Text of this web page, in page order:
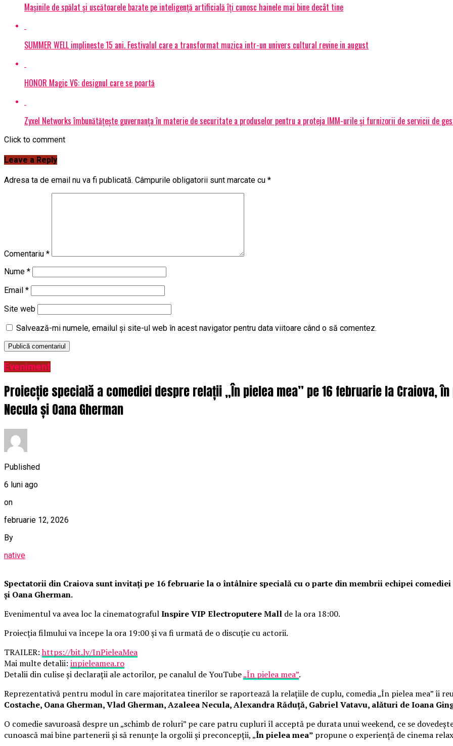
Mașinile de spălat și uscătoarele bazate pe inteligență artificială îți cunosc hainele mai bine decât tine
SUMMER WELL implineste 15 ani. Festivalul care a transformat muzica intr-un univers cultural revine in august
HONOR Magic V6: designul care se poartă
Zyxel Networks îmbunătățește guvernanța în materie de securitate a produselor pentru a proteja IMM-urile și furnizorii de servicii de
Click to comment
Leave a Reply
Adresa ta de email nu va fi publicată. Câmpurile obligatorii sunt marcate cu *
Comentariu *
Nume *
Email *
Site web
Salvează-mi numele, emailul și site-ul web în acest navigator pentru data viitoare când o să comentez.
Eveniment
Proiecție specială a comediei despre relații „În pielea mea” pe 16 februarie la Craiova,
Necula și Oana Gherman
Published
6 luni ago
on
februarie 12, 2026
By
native
Spectatorii din Craiova sunt invitați pe 16 februarie la o întâlnire specială cu o parte din membrii echipei
și Oana Gherman.
Evenimentul va avea loc la cinematografulInspire VIP Electroputere Mall de la ora 18:00.
Proiecția filmului va începe la ora 19:00 și va fi urmată de o discuție cu actorii.
TRAILER:https://bit.ly/InPieleaMea
Mai multe detalii: inpieleamea.ro
Detalii din culise și declarații ale actorilor, pe canalul de YouTube„În pielea mea”.
Reprezentativă pentru modul în care majoritatea tinerilor se raportează la relațiile de cuplu, comedia „În pielea mea” îi
Costache, Oana Gherman, Vlad Gherman, Azaleea Necula, Alexandra Răduță, Gabriel Vatavu, alături de Ioana
O comedie savuroasă despre un „schimb de roluri” pe care patru cupluri îl acceptă pe durata unui weekend, ce se
cunoască mai bine partenerii și să renunțe la orgolii și preconcepții, „În pielea mea” propune o experiență de cinema